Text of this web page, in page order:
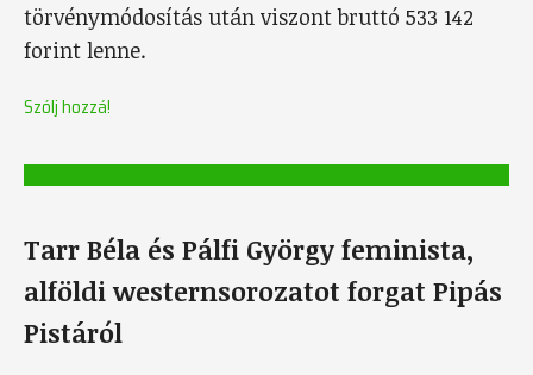
törvénymódosítás után viszont bruttó 533 142
forint lenne.
Szólj hozzá!
Tarr Béla és Pálfi György feminista,
alföldi westernsorozatot forgat Pipás
Pistáról